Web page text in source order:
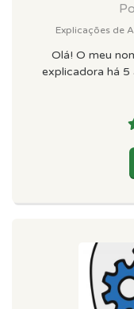
Explicações de
Olá! O meu
explicadora há 5